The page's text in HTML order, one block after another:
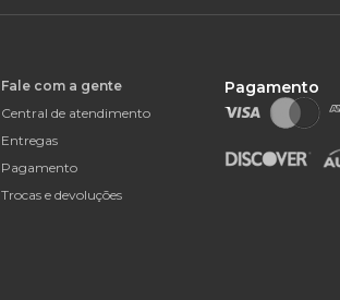
Fale com a gente
Central de atendimento
Entregas
Pagamento
Trocas e devoluções
Pagamento